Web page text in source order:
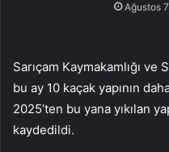
Ağustos
Sarıçam Kaymakamlığı
bu ay 10 kaçak yapının
2025’ten bu yana yıkılan
kaydedildi.